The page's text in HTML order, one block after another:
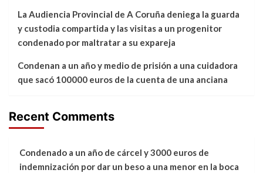
La Audiencia Provincial de A Coruña deniega la guarda
y custodia compartida y las visitas a un progenitor
condenado por maltratar a su expareja
Condenan a un año y medio de prisión a una cuidadora
que sacó 100000 euros de la cuenta de una anciana
Recent Comments
Condenado a un año de cárcel y 3000 euros de
indemnización por dar un beso a una menor en la boca